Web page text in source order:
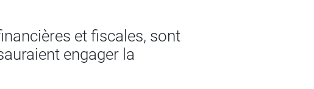
et fiscales, sont
engager la